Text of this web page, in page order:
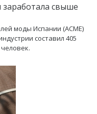
заработала свыше
моды Испании (ACME)
составил 405